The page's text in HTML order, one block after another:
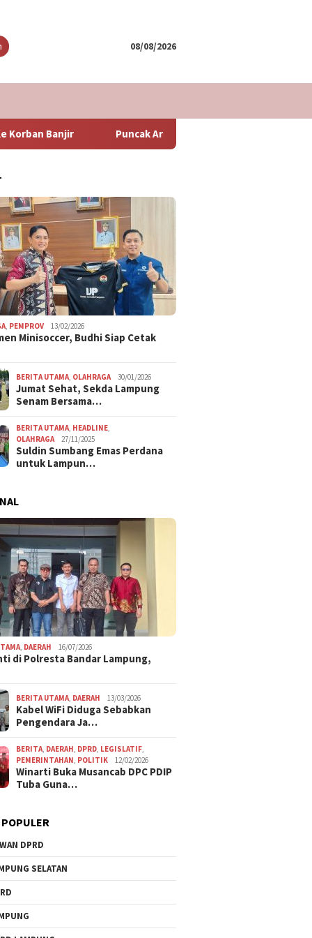
08/08/2026
Puncak Arus Balik Lebaran 2024 Diperkirakan Hari Minggu
PEMPROV 13/02/2026
Minisoccer, Budhi Siap Cetak
BERITA UTAMA OLAHRAGA 30/01/2026
Jumat Sehat, Sekda Lampung
Senam Bersama…
BERITA UTAMA HEADLINE
OLAHRAGA
27/11/2025
Suldin Sumbang Emas Perdana
untuk Lampun…
DAERAH 16/07/2026
di Polresta Bandar Lampung,
BERITA UTAMA DAERAH 13/03/2026
Kabel WiFi Diduga Sebabkan
Pengendara Ja…
BERITA DAERAH DPRD LEGISLATIF
PEMERINTAHAN POLITIK 12/02/2026
Winarti Buka Musancab DPC PDIP
Tuba Guna…
DPRD
SELATAN